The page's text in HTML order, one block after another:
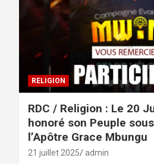
RELIGION
RDC / Religion : Le 20
honoré son Peuple
l’Apôtre Grace Mbungu
21 juillet 2025 admin